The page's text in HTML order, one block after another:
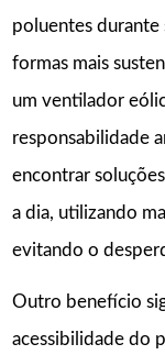
poluentes durante
formas mais
um ventilador
responsabilidade
encontrar
a dia, utilizando
evitando o
Outro benefício
acessibilidade do